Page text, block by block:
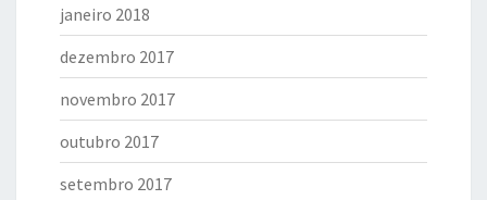
janeiro 2018
dezembro 2017
novembro 2017
outubro 2017
setembro 2017